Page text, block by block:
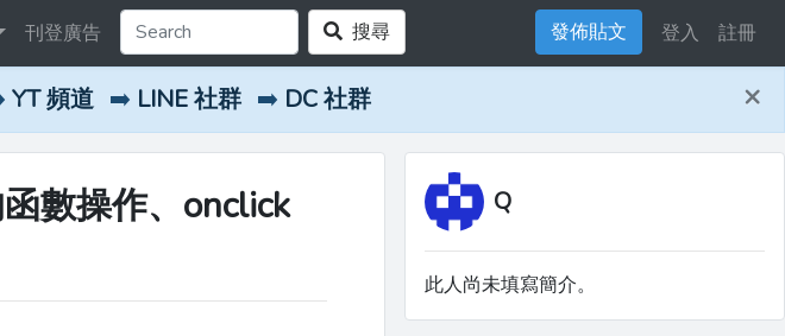
刊登廣告 搜尋 發佈貼文 登入 註冊
YT 頻道 ➡️ LINE 社群 ➡️ DC 社群 ×
數操作、onclick
Q
此人尚未填寫簡介。